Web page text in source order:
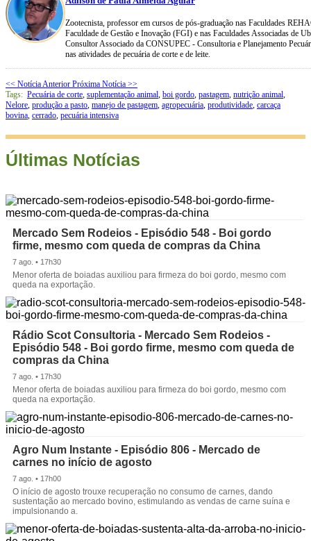
Zootecnista, professor em cursos de pós-graduação nas Faculdades
Faculdade de Gestão e Inovação (FGI) e nas Faculdades Associadas de
Consultor Associado da CONSUPEC - Consultoria e Planejamento
nas atividades de pecuária de corte e de leite.
<< Notícia Anterior Próxima Notícia >>
Tags: Pecuária de corte, suplementação animal, boi gordo, pastagem, nutrição animal,
Nelore, produção a pasto, manejo de pastagem, agropecuária, produtividade, carcaça
bovina, cerrado, pecuária intensiva
Últimas Notícias
Mercado Sem Rodeios - Episódio 548 - Boi gordo
firme, mesmo com queda de compras da China
7 ago. • 17h30
Menor oferta de boiadas auxiliou para firmeza do boi gordo, mesmo com
queda na exportação.
Rádio Scot Consultoria - Mercado Sem Rodeios -
Episódio 548 - Boi gordo firme, mesmo com queda de
compras da China
7 ago. • 17h30
Menor oferta de boiadas auxiliou para firmeza do boi gordo, mesmo com
queda na exportação.
Agro Num Instante - Episódio 806 - Mercado de
carnes no início de agosto
7 ago. • 17h00
O início de agosto trouxe recuperação no consumo de carnes, dando
sustentação ao mercado bovino, estimulando as vendas de carne suína e
impulsionando a.